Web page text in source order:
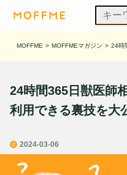
MOFFME > MOFFMEマガジン > 24時
24時間365日獣医師
利用できる裏技を大
2024-03-06